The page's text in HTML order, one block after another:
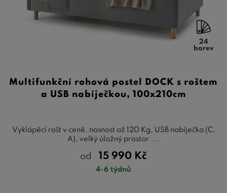
24
barev
Multifunkční rohová postel DOCK s roštem
a USB nabíječkou, 100x210cm
Vyklápěcí rošt v ceně, nosnost až 120 Kg, USB nabíječka (C,
A), velký úložný prostor. ...
od 15 990 Kč
4-6 týdnů